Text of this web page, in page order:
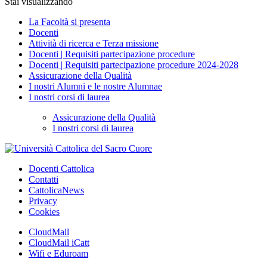
La Facoltà si presenta
Docenti
Attività di ricerca e Terza missione
Docenti | Requisiti partecipazione procedure
Docenti | Requisiti partecipazione procedure 2024-2028
Assicurazione della Qualità
I nostri Alumni e le nostre Alumnae
I nostri corsi di laurea
Assicurazione della Qualità
I nostri corsi di laurea
Docenti Cattolica
Contatti
CattolicaNews
Privacy
Cookies
CloudMail
CloudMail iCatt
Wifi e Eduroam